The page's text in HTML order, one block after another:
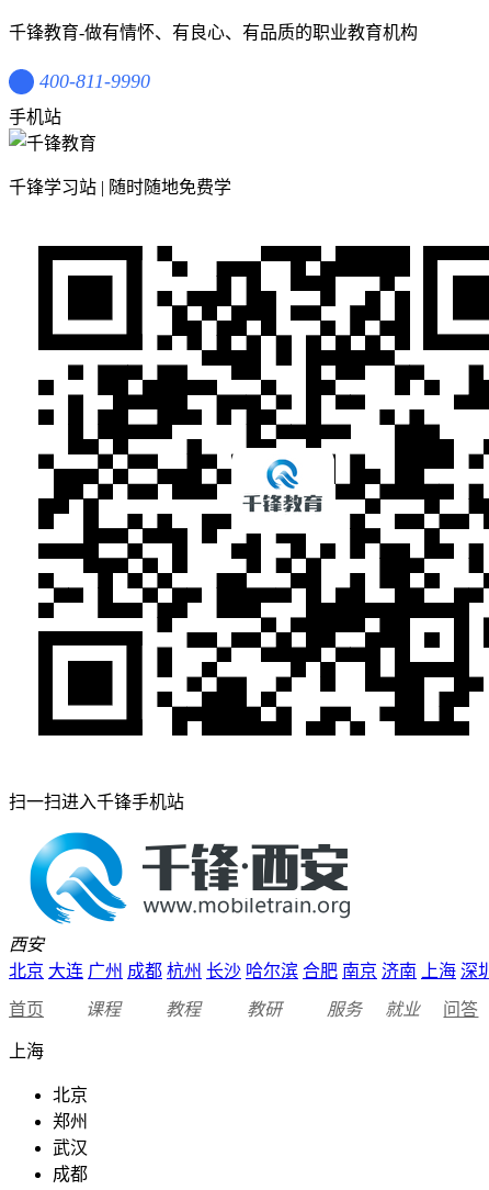
千锋教育-做有情怀、有良心、有品质的职业教育机构
400-811-9990
手机站
千锋学习站 | 随时随地免费学
扫一扫进入千锋手机站
西安
北京 大连 广州 成都 杭州 长沙 哈尔滨 合肥 南京 济南 上海 深圳
首页 课程 教程 教研 服务 就业 问答
上海
北京
郑州
武汉
成都